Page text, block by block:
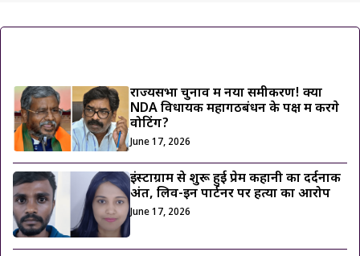
राज्यसभा चुनाव में नया समीकरण! क्या
NDA विधायक महागठबंधन के पक्ष में करेंगे
वोटिंग?
June 17, 2026
इंस्टाग्राम से शुरू हुई प्रेम कहानी का दर्दनाक
अंत, लिव-इन पार्टनर पर हत्या का आरोप
June 17, 2026